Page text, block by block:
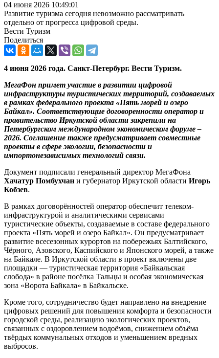
04 июня 2026 10:49:01
Развитие туризма сегодня невозможно рассматривать
отдельно от прогресса цифровой среды.
Вести Туризм
Поделиться
4 июня 2026 года. Санкт-Петербург. Вести Туризм.
МегаФон примет участие в развитии цифровой
инфраструктуры туристических территорий, создаваемых
в рамках федерального проекта «Пять морей и озеро
Байкал». Соответствующие договоренности оператор и
правительство Иркутской области закрепили на
Петербургском международном экономическом форуме –
2026. Соглашение также предусматривает совместные
проекты в сфере экологии, безопасности и
импортонезависимых технологий связи.
Документ подписали генеральный директор МегаФона
Хачатур Помбухчан и губернатор Иркутской области Игорь
Кобзев.
В рамках договорённостей оператор обеспечит телеком-
инфраструктурой и аналитическими сервисами
туристические объекты, создаваемые в составе федерального
проекта «Пять морей и озеро Байкал». Он предусматривает
развитие всесезонных курортов на побережьях Балтийского,
Чёрного, Азовского, Каспийского и Японского морей, а также
на Байкале. В Иркутской области в проект включены две
площадки — туристическая территория «Байкальская
слобода» в районе посёлка Тальцы и особая экономическая
зона «Ворота Байкала» в Байкальске.
Кроме того, сотрудничество будет направлено на внедрение
цифровых решений для повышения комфорта и безопасности
городской среды, реализацию экологических проектов,
связанных с оздоровлением водоёмов, снижением объёма
твёрдых коммунальных отходов и уменьшением вредных
выбросов.